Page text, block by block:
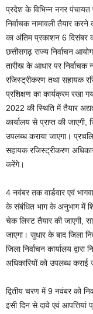
प्रदेश के विभिन्न नगर पंचायत
निर्वाचक नामावली तैयार
का अंतिम प्रकाशन 6 दिसंबर
छत्तीसगढ़ राज्य निर्वाचन
तारीख के आधार पर
रजिस्ट्रीकरण तथा सहायक
प्रशिक्षण का कार्यक्रम रखा
2022 की स्थिति में तैयार
कार्यालय से प्राप्त की
उपलब्ध कराया जाएगा।
सहायक रजिस्ट्रीकरण
करेंगे।
4 नवंबर तक वार्डवार एवं
के संबंधित भाग के अनुभाग में
चेक लिस्ट तैयार की जाएगी,
जाएगा। सुधार के बाद जिला
जिला निर्वाचन कार्यालय
अधिकारियों को उपलब्ध कराई
द्वितीय चरण में 9 नवंबर को
इसी दिन से दावे एवं आपत्तियां